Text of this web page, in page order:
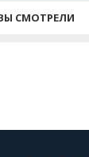
СМОТРЕЛИ